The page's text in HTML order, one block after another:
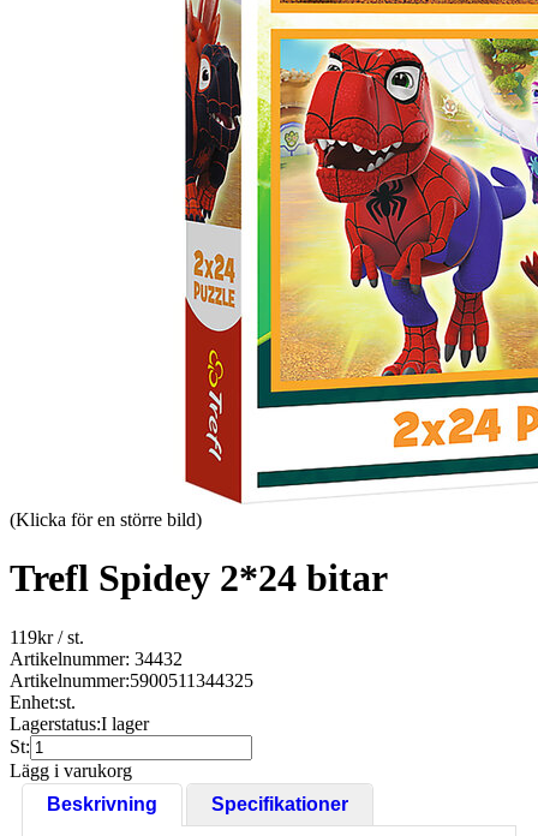
(Klicka för en större bild)
Trefl Spidey 2*24 bitar
119kr/ st.
Artikelnummer: 34432
Artikelnummer:5900511344325
Enhet:st.
Lagerstatus:I lager
St:
Lägg i varukorg
Beskrivning
Specifikationer